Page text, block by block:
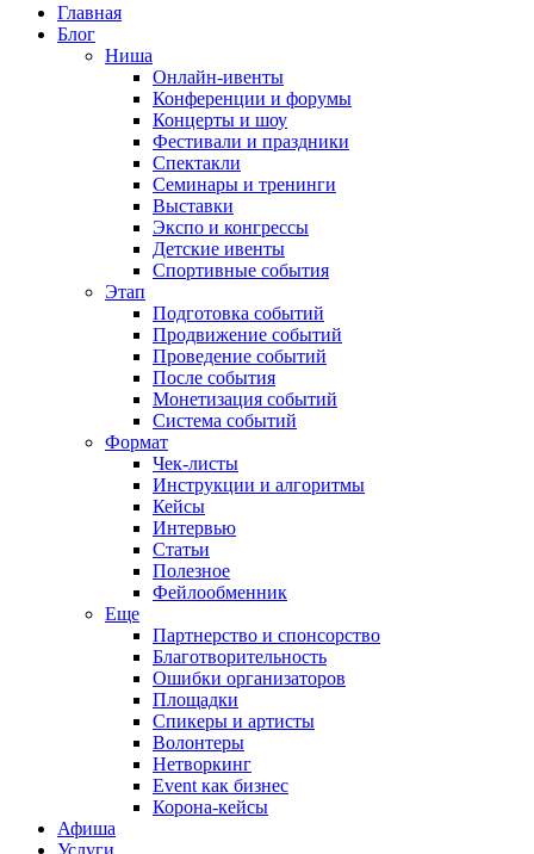
Главная
Блог
Ниша
Онлайн-ивенты
Конференции и форумы
Концерты и шоу
Фестивали и праздники
Спектакли
Семинары и тренинги
Выставки
Экспо и конгрессы
Детские ивенты
Спортивные события
Этап
Подготовка событий
Продвижение событий
Проведение событий
После события
Монетизация событий
Система событий
Формат
Чек-листы
Инструкции и алгоритмы
Кейсы
Интервью
Статьи
Полезное
Фейлообменник
Еще
Партнерство и спонсорство
Благотворительность
Ошибки организаторов
Площадки
Спикеры и артисты
Волонтеры
Нетворкинг
Event как бизнес
Корона-кейсы
Афиша
Услуги